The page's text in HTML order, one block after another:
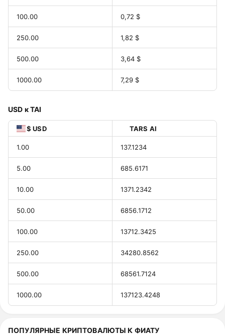
100.00 0,72 $
250.00 1,82 $
500.00 3,64 $
1000.00 7,29 $
USD к TAI
$ USD TARS AI
1.00 137.1234
5.00 685.6171
10.00 1371.2342
50.00 6856.1712
100.00 13712.3425
250.00 34280.8562
500.00 68561.7124
1000.00 137123.4248
ПОПУЛЯРНЫЕ КРИПТОВАЛЮТЫ К ФИАТУ